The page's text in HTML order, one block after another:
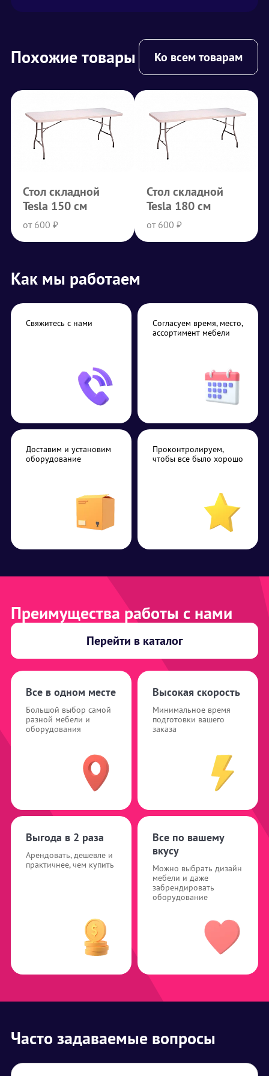
Похожие товары Ко всем товарам
Стол складной
Tesla 150 см
от 600 ₽
Стол складной
Tesla 180 см
от 600 ₽
Как мы работаем
Свяжитесь с нами
Согласуем время, место,
ассортимент мебели
Доставим и установим
оборудование
Проконтролируем,
чтобы все было хорошо
Преимущества работы с нами
Перейти в каталог
Все в одном месте
Большой выбор самой
разной мебели и
оборудования
Высокая скорость
Минимальное время
подготовки вашего
заказа
Выгода в 2 раза
Арендовать, дешевле и
практичнее, чем купить
Все по вашему
вкусу
Можно выбрать дизайн
мебели и даже
забрендировать
оборудование
Часто задаваемые вопросы